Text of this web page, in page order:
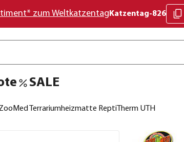
zum Weltkatzentag Katzentag-826
SALE
Terrariumheizmatte ReptiTherm UTH